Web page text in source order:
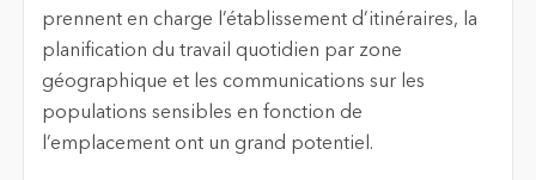
prennent en charge l’établissement d’itinéraires, la
planification du travail quotidien par zone
géographique et les communications sur les
populations sensibles en fonction de
l’emplacement ont un grand potentiel.